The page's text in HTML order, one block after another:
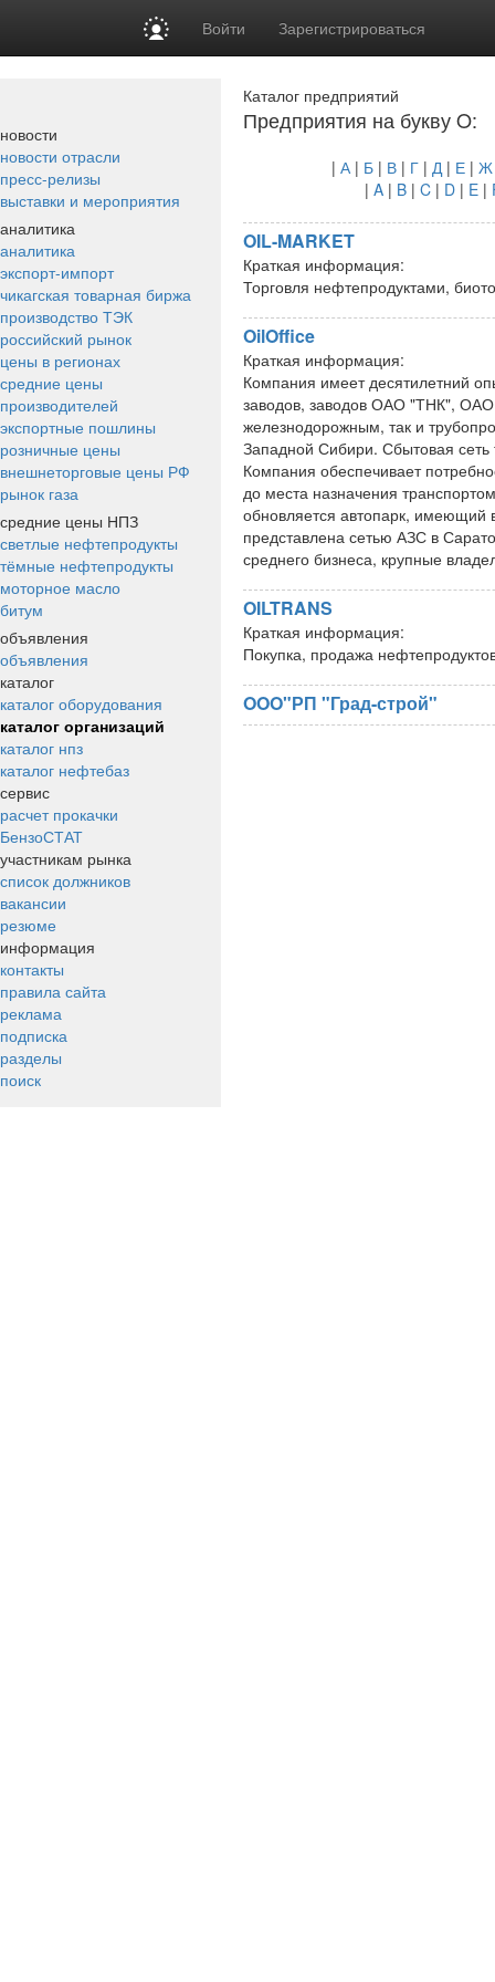
Войти Зарегистрироваться
новости
новости отрасли
пресс-релизы
выставки и мероприятия
аналитика
аналитика
экспорт-импорт
чикагская товарная биржа
производство ТЭК
российский рынок
цены в регионах
средние цены
производителей
экспортные пошлины
розничные цены
внешнеторговые цены РФ
рынок газа
средние цены НПЗ
светлые нефтепродукты
тёмные нефтепродукты
моторное масло
битум
объявления
объявления
каталог
каталог оборудования
каталог организаций
каталог нпз
каталог нефтебаз
сервис
расчет прокачки
БензоСТАТ
участникам рынка
список должников
вакансии
резюме
информация
контакты
правила сайта
реклама
подписка
разделы
поиск
Каталог предприятий
Предприятия на букву O:
| А| Б | В | Г | Д| Е | Ж
| A| B| C| D| E|
OIL-MARKET
Краткая информация:
Торговля нефтепродуктами,
OilOffice
Краткая информация:
Компания имеет десятилетний
заводов, заводов ОАО "ТНК",
железнодорожным, так и
Западной Сибири. Сбытовая сеть
Компания обеспечивает
до места назначения
обновляется автопарк, имеющий
представлена сетью АЗС в
среднего бизнеса, крупные
OILTRANS
Краткая информация:
Покупка, продажа
OOO"РП "Град-строй"